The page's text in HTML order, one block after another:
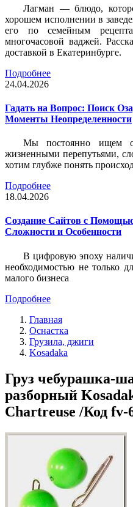
Лагман — блюдо,
хорошем исполнении в
его по семейным
многочасовой ваджей.
доставкой в Екатеринбурге.
Подробнее
24.04.2026
Гадать на Вопрос: Поиск
Моменты Неопределенности
Мы постоянно ищем
жизненными перепутьями,
хотим глубже понять
Подробнее
18.04.2026
Создание Сайтов с
Сложности и Особенности
В цифровую эпоху
необходимостью не только
малого бизнеса
Подробнее
Главная
Оснастка
Грузила, джиги
Kosadaka
Груз чебурашка-
разборный
Chartreuse /Код fv-